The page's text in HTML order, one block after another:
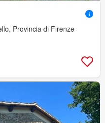
Provincia di Firenze